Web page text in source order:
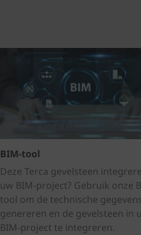
BIM-tool
Deze Terca gevelsteen
uw BIM-project? Gebruik onze
tool om de technische
genereren en de gevelsteen in
BIM-project te integreren.